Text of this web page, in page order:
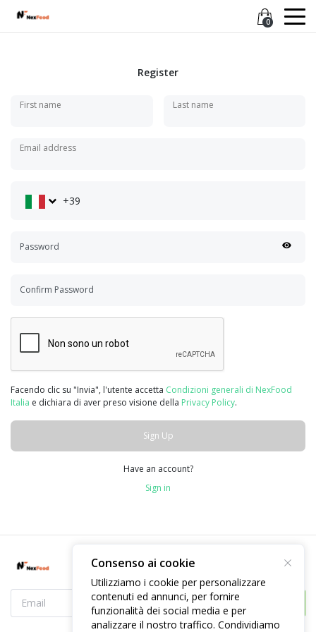
0
Register
First name Last name
Email address
+39
Password
Confirm Password
Facendo clic su "Invia", l'utente accetta Condizioni generali di NexFood
Italia e dichiara di aver preso visione della Privacy Policy.
Sign Up
Have an account?
Sign in
Consenso ai cookie
Utilizziamo i cookie per personalizzare
contenuti ed annunci, per fornire
funzionalità dei social media e per
analizzare il nostro traffico. Condividiamo